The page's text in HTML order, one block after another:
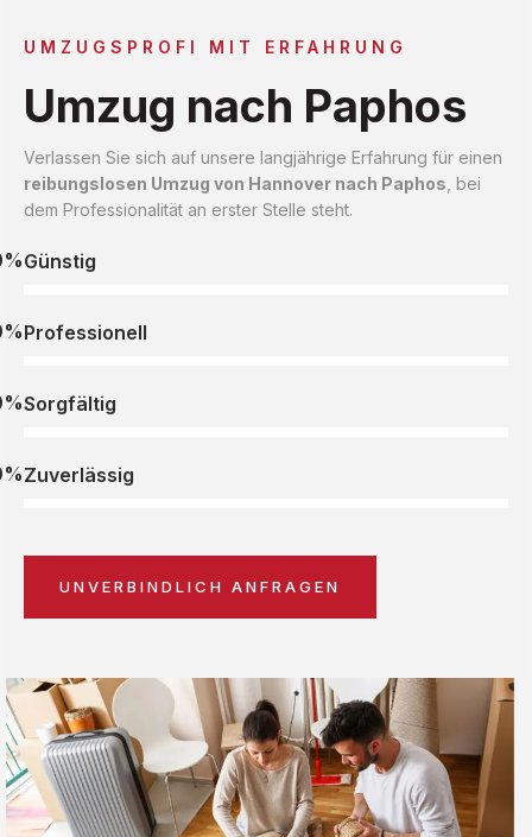
UMZUGSPROFI MIT ERFAHRUNG
Umzug nach Paphos
Verlassen Sie sich auf unsere langjährige Erfahrung für einen
reibungslosen Umzug von Hannover nach Paphos , bei
dem Professionalität an erster Stelle steht.
Günstig
Professionell
Sorgfältig
Zuverlässig
UNVERBINDLICH ANFRAGEN